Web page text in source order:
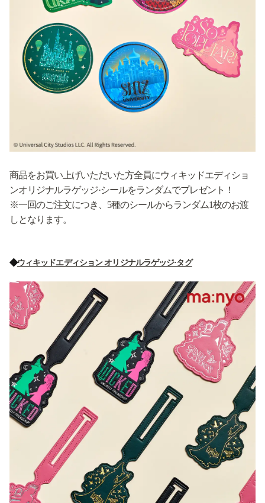
商品をお買い上げいただいた方全員にウィキッドエディショ
ンオリジナルラゲッジ·シールをランダムでプレゼント！
※一回のご注文につき、5種のシールからランダム1枚のお渡
しとなります。
◆ウィキッドエディション オリジナルラゲッジ·タグ